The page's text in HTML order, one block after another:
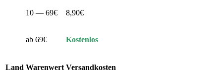
10 — 69€ 8,90€
ab 69€ Kostenlos
Land Warenwert Versandkosten